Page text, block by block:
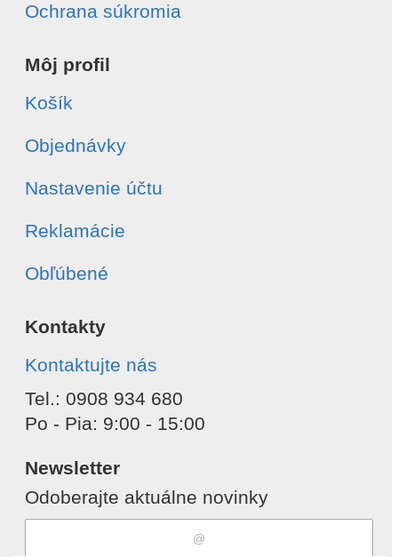
Ochrana súkromia
Môj profil
Košík
Objednávky
Nastavenie účtu
Reklamácie
Obľúbené
Kontakty
Kontaktujte nás
Tel.: 0908 934 680
Po - Pia: 9:00 - 15:00
Newsletter
Odoberajte aktuálne novinky